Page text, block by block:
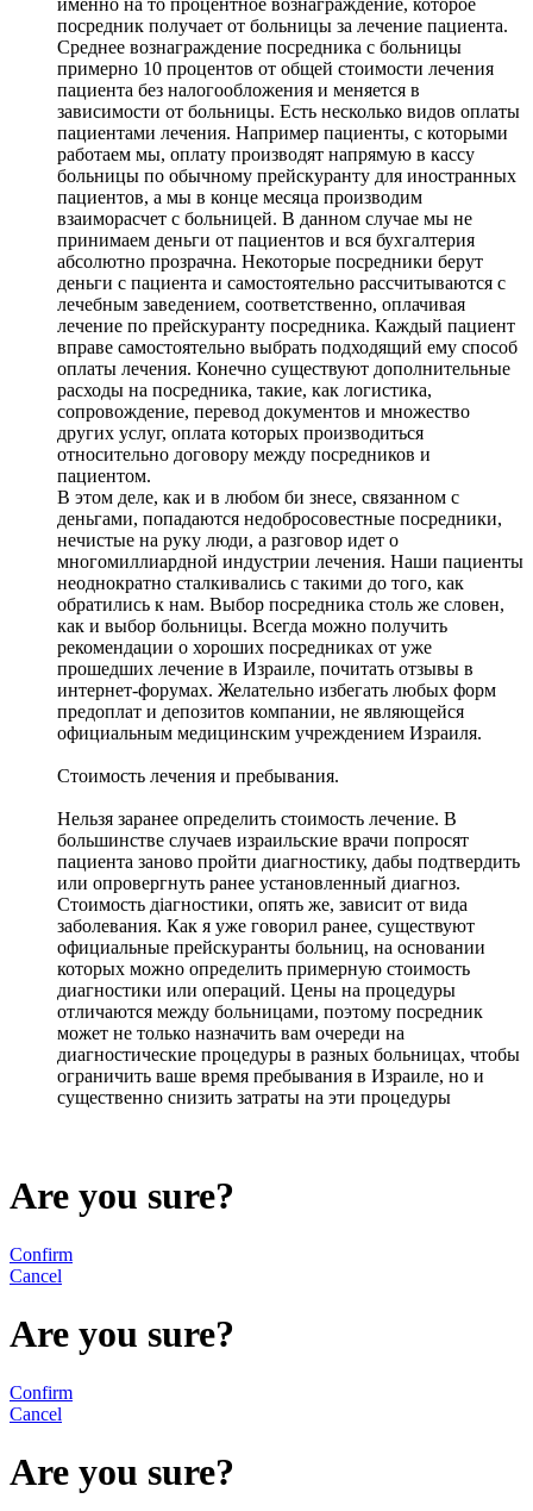
посредник получает от больницы за лечение пациента.
Среднее вознаграждение посредника с больницы
примерно 10 процентов от общей стоимости лечения
пациента без налогообложения и меняется в
зависимости от больницы. Есть несколько видов оплаты
пациентами лечения. Например пациенты, с которыми
работаем мы, оплату производят напрямую в кассу
больницы по обычному прейскуранту для иностранных
пациентов, а мы в конце месяца производим
взаиморасчет с больницей. В данном случае мы не
принимаем деньги от пациентов и вся бухгалтерия
абсолютно прозрачна. Некоторые посредники берут
деньги с пациента и самостоятельно рассчитываются с
лечебным заведением, соответственно, оплачивая
лечение по прейскуранту посредника. Каждый пациент
вправе самостоятельно выбрать подходящий ему способ
оплаты лечения. Конечно существуют дополнительные
расходы на посредника, такие, как логистика,
сопровождение, перевод документов и множество
других услуг, оплата которых производиться
относительно договору между посредников и
пациентом.
В этом деле, как и в любом би знесе, связанном с
деньгами, попадаются недобросовестные посредники,
нечистые на руку люди, а разговор идет о
многомиллиардной индустрии лечения. Наши пациенты
неоднократно сталкивались с такими до того, как
обратились к нам. Выбор посредника столь же словен,
как и выбор больницы. Всегда можно получить
рекомендации о хороших посредниках от уже
прошедших лечение в Израиле, почитать отзывы в
интернет-форумах. Желательно избегать любых форм
предоплат и депозитов компании, не являющейся
официальным медицинским учреждением Израиля.
Стоимость лечения и пребывания.
Нельзя заранее определить стоимость лечение. В
большинстве случаев израильские врачи попросят
пациента заново пройти диагностику, дабы подтвердить
или опровергнуть ранее установленный диагноз.
Стоимость діагностики, опять же, зависит от вида
заболевания. Как я уже говорил ранее, существуют
официальные прейскуранты больниц, на основании
которых можно определить примерную стоимость
диагностики или операций. Цены на процедуры
отличаются между больницами, поэтому посредник
может не только назначить вам очереди на
диагностические процедуры в разных больницах, чтобы
ограничить ваше время пребывания в Израиле, но и
существенно снизить затраты на эти процедуры
Are you sure?
Confirm
Cancel
Are you sure?
Confirm
Cancel
Are you sure?